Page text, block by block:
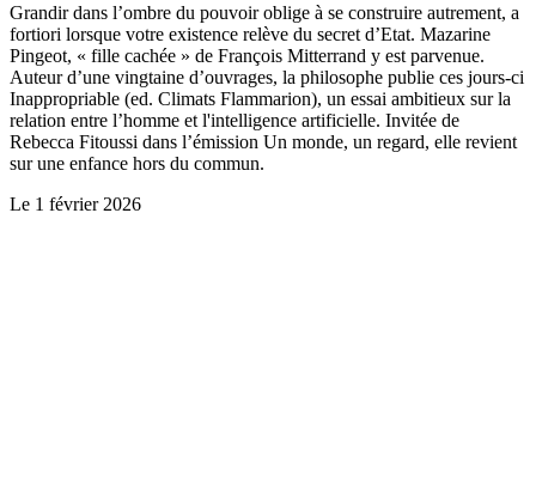
Grandir dans l’ombre du pouvoir oblige à se construire autrement, a
fortiori lorsque votre existence relève du secret d’Etat. Mazarine
Pingeot, « fille cachée » de François Mitterrand y est parvenue.
Auteur d’une vingtaine d’ouvrages, la philosophe publie ces jours-ci
Inappropriable (ed. Climats Flammarion), un essai ambitieux sur la
relation entre l’homme et l'intelligence artificielle. Invitée de
Rebecca Fitoussi dans l’émission Un monde, un regard, elle revient
sur une enfance hors du commun.
Le 1 février 2026